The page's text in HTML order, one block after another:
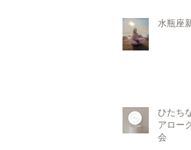
水瓶座
ひたち
アロー
会